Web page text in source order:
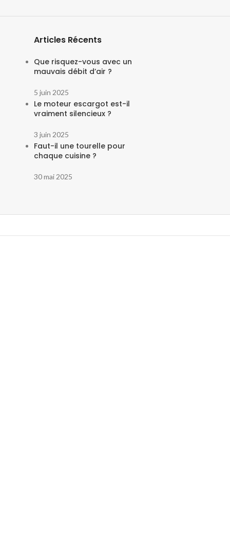
Articles Récents
Que risquez-vous avec un
mauvais débit d’air ?
5 juin 2025
Le moteur escargot est-il
vraiment silencieux ?
3 juin 2025
Faut-il une tourelle pour
chaque cuisine ?
30 mai 2025